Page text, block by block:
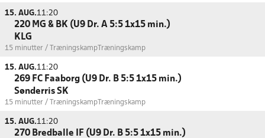
15. AUG.11:20
220 MG & BK (U9 Dr. A 5:5 1x15 min.)
KLG
15 minutter / Træningskamp Træningskamp
15. AUG.11:20
269 FC Faaborg (U9 Dr. B 5:5 1x15 min.)
Sønderris SK
15 minutter / Træningskamp Træningskamp
15. AUG.11:20
270 Bredballe IF (U9 Dr. B 5:5 1x15 min.)